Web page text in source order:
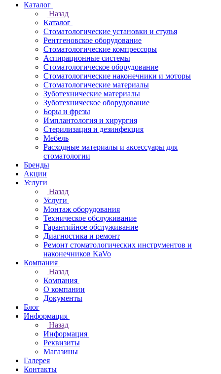
Каталог
Назад
Каталог
Стоматологические установки и стулья
Рентгеновское оборудование
Стоматологические компрессоры
Аспирационные системы
Стоматологическое оборудование
Стоматологические наконечники и моторы
Стоматологические материалы
Зуботехнические материалы
Зуботехническое оборудование
Боры и фрезы
Имплантология и хирургия
Стерилизация и дезинфекция
Мебель
Расходные материалы и аксессуары для
стоматологии
Бренды
Акции
Услуги
Назад
Услуги
Монтаж оборудования
Техническое обслуживание
Гарантийное обслуживание
Диагностика и ремонт
Ремонт стоматологических инструментов и
наконечников KaVo
Компания
Назад
Компания
О компании
Документы
Блог
Информация
Назад
Информация
Реквизиты
Магазины
Галерея
Контакты